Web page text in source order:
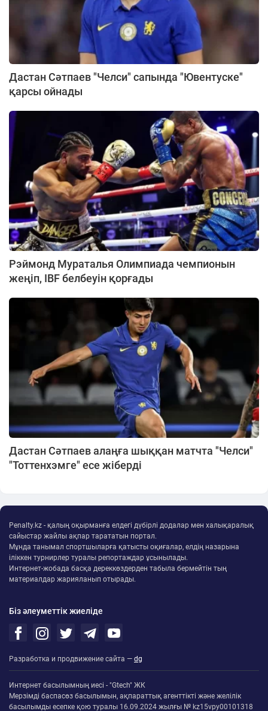
Дастан Сәтпаев "Челси" сапында "Ювентуске"
қарсы ойнады
Рэймонд Мураталья Олимпиада чемпионын
жеңіп, IBF белбеуін қорғады
Дастан Сәтпаев алаңға шыққан матчта "Челси"
"Тоттенхэмге" есе жіберді
Penalty.kz - қалың оқырманға елдегі дүбірлі додалар мен халықаралық
сайыстар жайлы ақпар тарататын портал.
Мұнда танымал спортшыларға қатысты оқиғалар, елдің назарына
іліккен турнирлер туралы репортаждар ұсынылады.
Интернет-жобада басқа дереккөздерден табыла бермейтін тың
материалдар жарияланып отырады.
Біз әлеуметтік жиеліде
Разработка и продвижение сайта — dg
Интернет басылымның иесі - "Gtech" ЖК
Мерзімді баспасөз басылымын, ақпараттық агенттікті және желілік
басылымды есепке қою туралы 16.09.2024 жылғы № kz15vpy00101318